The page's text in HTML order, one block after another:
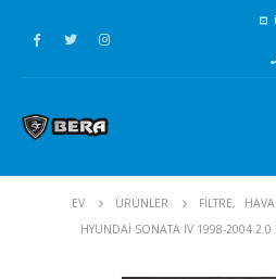
EV ÜRÜNLER FİLTRE, HAVA
HYUNDAI SONATA IV 1998-2004 2.0